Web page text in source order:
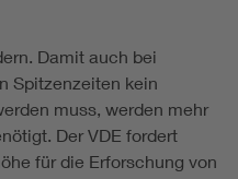
Damit auch bei
Spitzenzeiten kein
muss, werden mehr
Der VDE fordert
für die Erforschung von